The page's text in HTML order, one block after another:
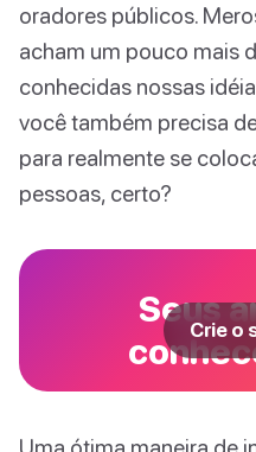
oradores públicos.
acham um pouco mais
conhecidas nossas
você também precisa
para realmente se
pessoas, certo?
Seus
Crie o